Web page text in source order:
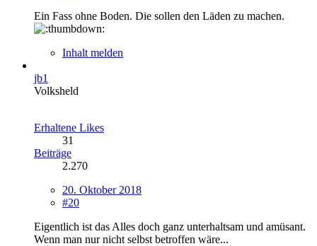
Ein Fass ohne Boden. Die sollen den Läden zu machen.
Inhalt melden
jb1
Volksheld
Erhaltene Likes
31
Beiträge
2.270
20. Oktober 2018
#20
Eigentlich ist das Alles doch ganz unterhaltsam und amüsant.
Wenn man nur nicht selbst betroffen wäre...